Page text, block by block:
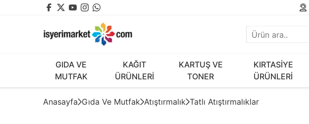
GIDA VE
MUTFAK
KAĞIT
ÜRÜNLERİ
KARTUŞ VE
TONER
KIRTASİYE
ÜRÜNLERİ
Anasayfa Gıda Ve Mutfak Atıştırmalık Tatlı Atıştırmalıklar